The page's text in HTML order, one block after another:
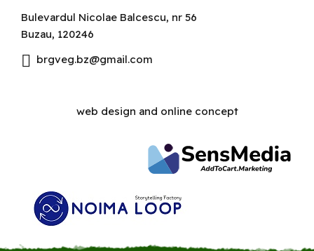
Bulevardul Nicolae Balcescu, nr 56
Buzau, 120246
brgveg.bz@gmail.com
web design and online concept